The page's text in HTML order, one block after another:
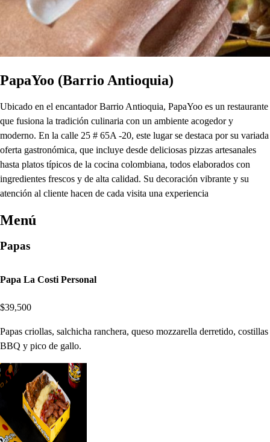
PapaYoo (Barrio Antioquia)
Ubicado en el encantador Barrio Antioquia, PapaYoo es un restaurante
que fusiona la tradición culinaria con un ambiente acogedor y
moderno. En la calle 25 # 65A -20, este lugar se destaca por su variada
oferta gastronómica, que incluye desde deliciosas pizzas artesanales
hasta platos típicos de la cocina colombiana, todos elaborados con
ingredientes frescos y de alta calidad. Su decoración vibrante y su
atención al cliente hacen de cada visita una experiencia
Menú
Papas
Papa La Costi Personal
$39,500
Papas criollas, salchicha ranchera, queso mozzarella derretido, costillas
BBQ y pico de gallo.